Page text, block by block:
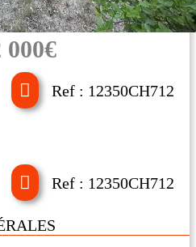
000€
Ref : 12350CH712
Ref : 12350CH712